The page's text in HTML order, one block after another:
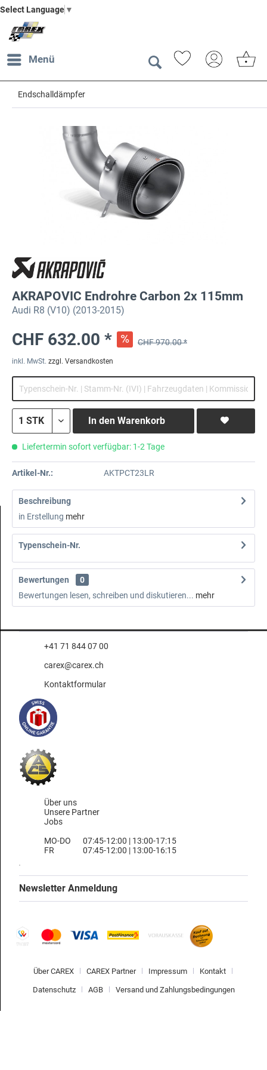
Select Language ▼
Menü
Endschalldämpfer
AKRAPOVIC Endrohre Carbon 2x 115mm
Audi R8 (V10) (2013-2015)
CHF 632.00 * CHF 970.00 *
inkl. MwSt. zzgl. Versandkosten
In den Warenkorb
Liefertermin sofort verfügbar: 1-2 Tage
Artikel-Nr.: AKTPCT23LR
Beschreibung
in Erstellung mehr
Typenschein-Nr.
Bewertungen
0
Bewertungen lesen, schreiben und diskutieren... mehr
+41 71 844 07 00
carex@carex.ch
Kontaktformular
Über uns
Unsere Partner
Jobs
MO-DO
FR
07:45-12:00 | 13:00-17:15
07:45-12:00 | 13:00-16:15
Newsletter Anmeldung
Über CAREX CAREX Partner Impressum Kontakt
Datenschutz AGB Versand und Zahlungsbedingungen